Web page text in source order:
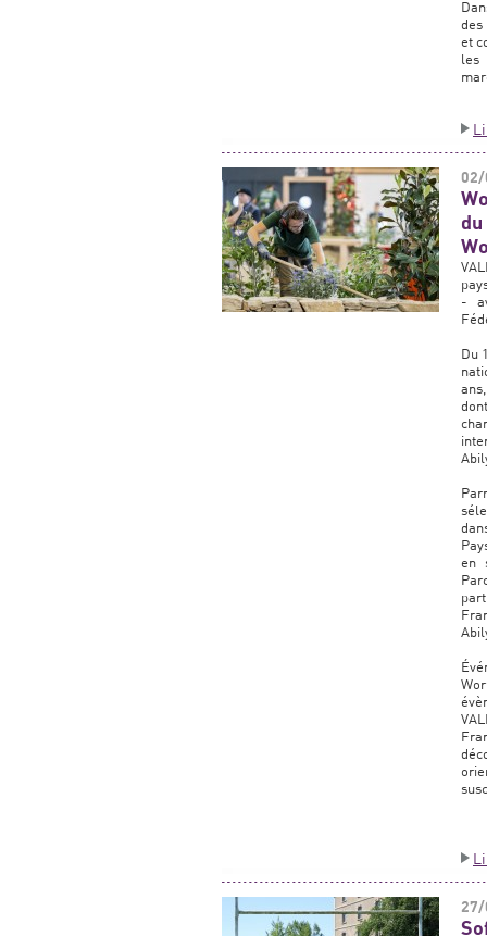
des
et
les
-
Du
en